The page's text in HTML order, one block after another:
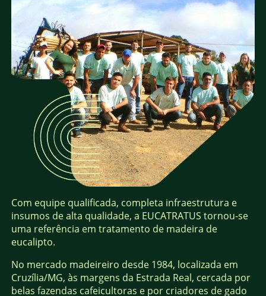
Com equipe qualificada, completa infraestrutura e
insumos de alta qualidade, a EUCATRATUS tornou-se
uma referência em tratamento de madeira de
eucalipto.
No mercado madeireiro desde 1984, localizada em
Cruzília/MG, às margens da Estrada Real, cercada por
belas fazendas cafeicultoras e por criadores de gado